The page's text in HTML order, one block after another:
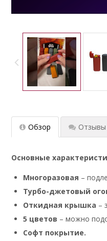
Обзор Отзывы
Основные
Многоразовая –
Турбо-джетовый
Откидная крышка –
5 цветов – можно
Софт покрытие.